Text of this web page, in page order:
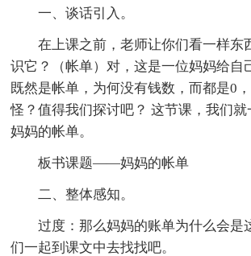
一、谈话引入。
在上课之前，老师让你们看一样东
识它？（帐单）对，这是一位妈妈给自
既然是帐单，为何没有钱数，而都是0
怪？值得我们探讨吧？ 这节课，我们
妈妈的帐单。
板书课题——妈妈的帐单
二、整体感知。
过度：那么妈妈的账单为什么会是
们一起到课文中去找找吧。